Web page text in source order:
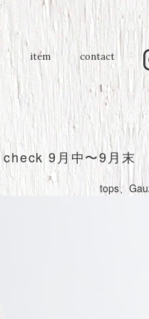
item contact
9月中〜9月末
tops、